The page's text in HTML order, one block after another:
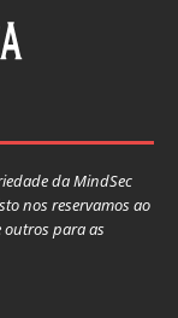
da MindSec
nos reservamos ao
outros para as